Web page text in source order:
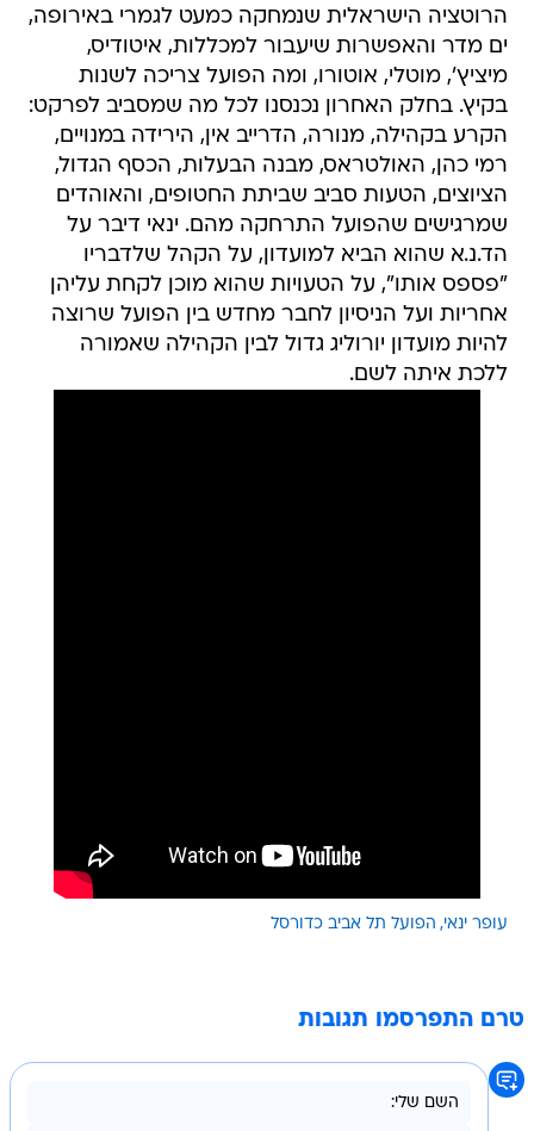
הרוטציה הישראלית שנמחקה כמעט לגמרי באירופה,
ים מדר והאפשרות שיעבור למכללות, איטודיס,
מיציץ', מוטלי, אוטורו, ומה הפועל צריכה לשנות
בקיץ. בחלק האחרון נכנסנו לכל מה שמסביב לפרקט:
הקרע בקהילה, מנורה, הדרייב אין, הירידה במנויים,
רמי כהן, האולטראס, מבנה הבעלות, הכסף הגדול,
הציוצים, הטעות סביב שביתת החטופים, והאוהדים
שמרגישים שהפועל התרחקה מהם. ינאי דיבר על
הד.נ.א שהוא הביא למועדון, על הקהל שלדבריו
"פספס אותו", על הטעויות שהוא מוכן לקחת עליהן
אחריות ועל הניסיון לחבר מחדש בין הפועל שרוצה
להיות מועדון יורוליג גדול לבין הקהילה שאמורה
ללכת איתה לשם.
עופר ינאי הפועל תל אביב כדורסל
טרם התפרסמו תגובות